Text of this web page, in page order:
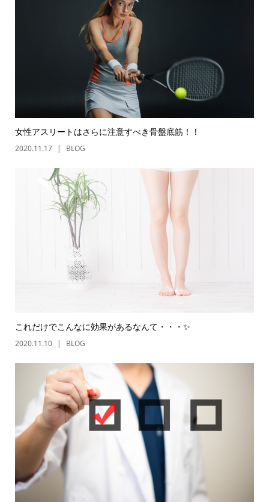
女性アスリートはさらに注意すべき骨盤底筋！！
2020.11.17 BLOG
これだけでこんなに効果があるなんて・・・✨
2020.11.10 BLOG